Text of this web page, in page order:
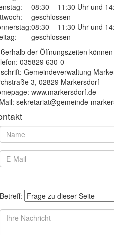
08:30 – 11:30 Uhr und
geschlossen
08:30 – 11:30 Uhr und
geschlossen
der Öffnungszeiten
035829 630-0
Gemeindeverwaltung
3, 02829 Markersdorf
www.markersdorf.de
sekretariat@gemeinde-
Betreff: